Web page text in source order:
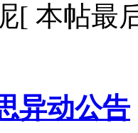
[ 本帖最
异动公告